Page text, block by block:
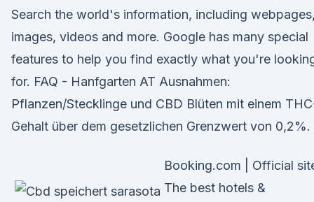
Search the world's information, including webpages,
images, videos and more. Google has many special
features to help you find exactly what you're
for. FAQ - Hanfgarten AT Ausnahmen:
Pflanzen/Stecklinge und CBD Blüten mit einem
Gehalt über dem gesetzlichen Grenzwert von 0,2%.
Booking.com | Official site
The best hotels &